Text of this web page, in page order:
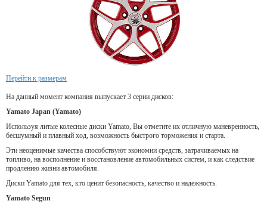
Перейти к размерам
На данный момент компания выпускает 3 серии дисков:
Yamato Japan (Yamato)
Используя литые колесные диски Yamato, Вы отметите их отличную маневренность,
бесшумный и плавный ход, возможность быстрого торможения и старта.
Эти неоценимые качества способствуют экономии средств, затрачиваемых на
топливо, на восполнение и восстановление автомобильных систем, и как следствие
продлению жизни автомобиля.
Диски Yamato для тех, кто ценит безопасность, качество и надежность.
Yamato Segun